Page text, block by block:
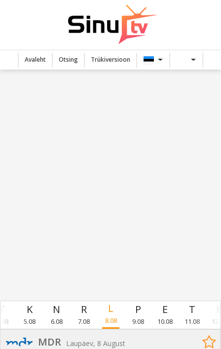
Avaleht Otsing Trükiversioon
5.08 6.08 7.08 8.08 9.08 10.08 11.08
MDR Laupäev, 8 August